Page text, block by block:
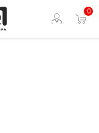
0